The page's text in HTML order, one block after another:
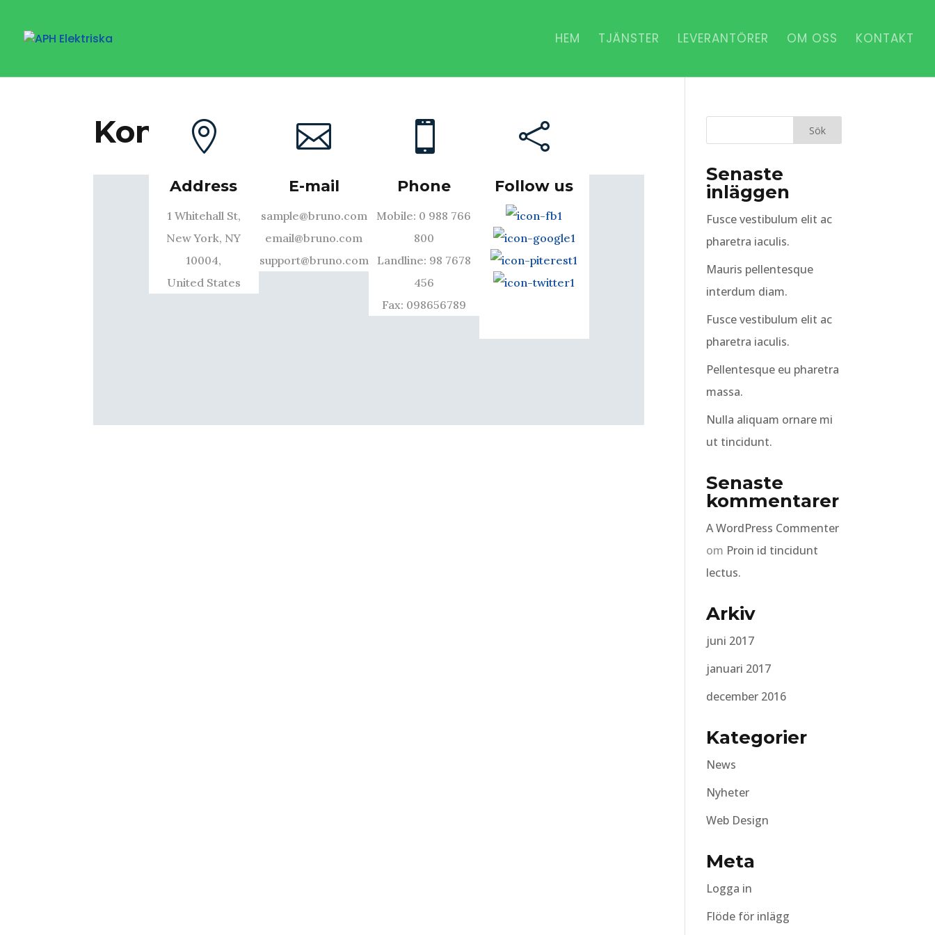
HEM TJÄNSTER LEVERANTÖRER OM OSS KONTAKT
Kontakt 4 kolumer

Address
1 Whitehall St,
New York, NY
10004,
United States

E-mail
sample@bruno.com
email@bruno.com
support@bruno.com

Phone
Mobile: 0 988 766
800
Landline: 98 7678
456
Fax: 098656789

Follow us
Senaste
inläggen
Fusce vestibulum elit ac
pharetra iaculis.
Mauris pellentesque
interdum diam.
Fusce vestibulum elit ac
pharetra iaculis.
Pellentesque eu pharetra
massa.
Nulla aliquam ornare mi
ut tincidunt.
Senaste
kommentarer
A WordPress Commenter
om Proin id tincidunt
lectus.
Arkiv
juni 2017
januari 2017
december 2016
Kategorier
News
Nyheter
Web Design
Meta
Logga in
Flöde för inlägg